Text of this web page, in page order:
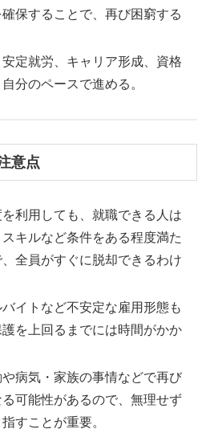
保することで、再び困窮する
定就労、キャリア形成、資格
分のペースで進める。
意点
利用しても、就職できる人は
スキルなど条件をある程度満た
全員がすぐに脱却できるわけ
イトなど不安定な雇用形態も
を上回るまでには時間がかか
病気・家族の事情などで再び
可能性があるので、無理せず
すことが重要。